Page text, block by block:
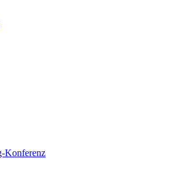
Konferenz